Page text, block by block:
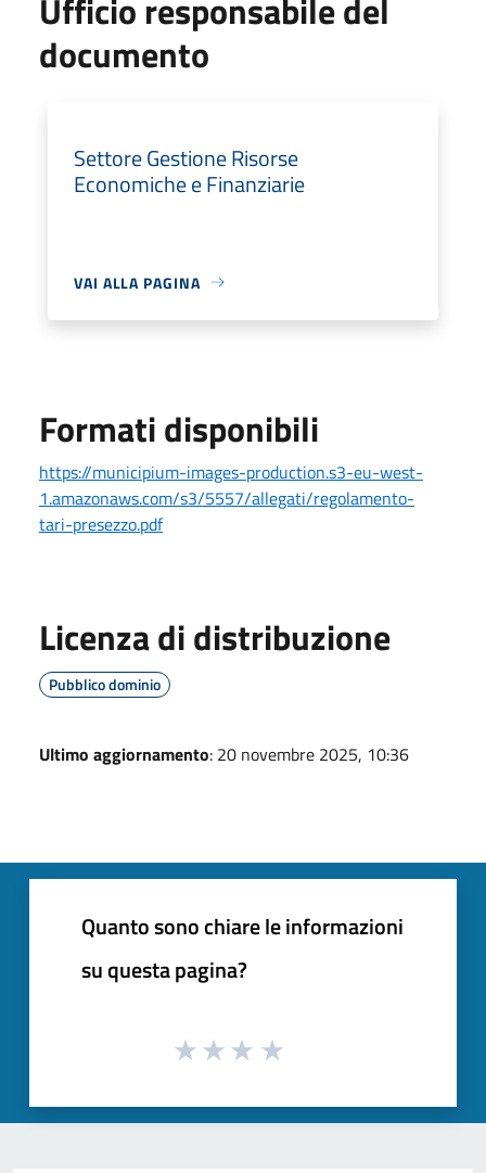
Ufficio responsabile del
documento
Settore Gestione Risorse
Economiche e Finanziarie
VAI ALLA PAGINA
Formati disponibili
https://municipium-images-production.s3-eu-west-
1.amazonaws.com/s3/5557/allegati/regolamento-
tari-presezzo.pdf
Licenza di distribuzione
Pubblico dominio
Ultimo aggiornamento: 20 novembre 2025, 10:36
Quanto sono chiare le informazioni
su questa pagina?